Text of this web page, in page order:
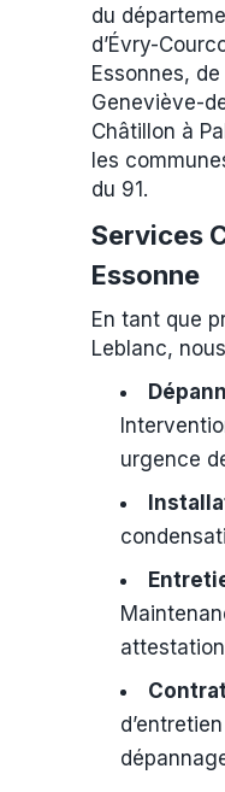
du
d’Évry-
Essonnes,
Geneviève-
Châtillon à
les
du 91.
Services
Essonne
En tant que
Leblanc,
urgence